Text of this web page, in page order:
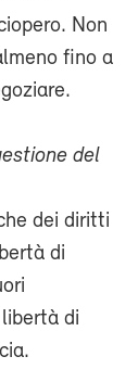
Non
fino a
del
dei diritti
di
di